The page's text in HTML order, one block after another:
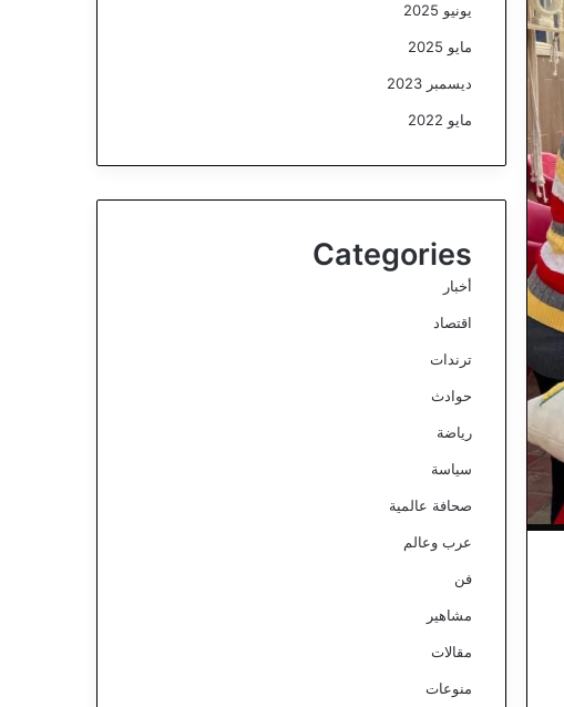
يونيو 2025
مايو 2025
ديسمبر 2023
مايو 2022
Categories
أخبار
اقتصاد
ترندات
حوادث
رياضة
سياسة
صحافة عالمية
عرب وعالم
فن
مشاهير
مقالات
منوعات